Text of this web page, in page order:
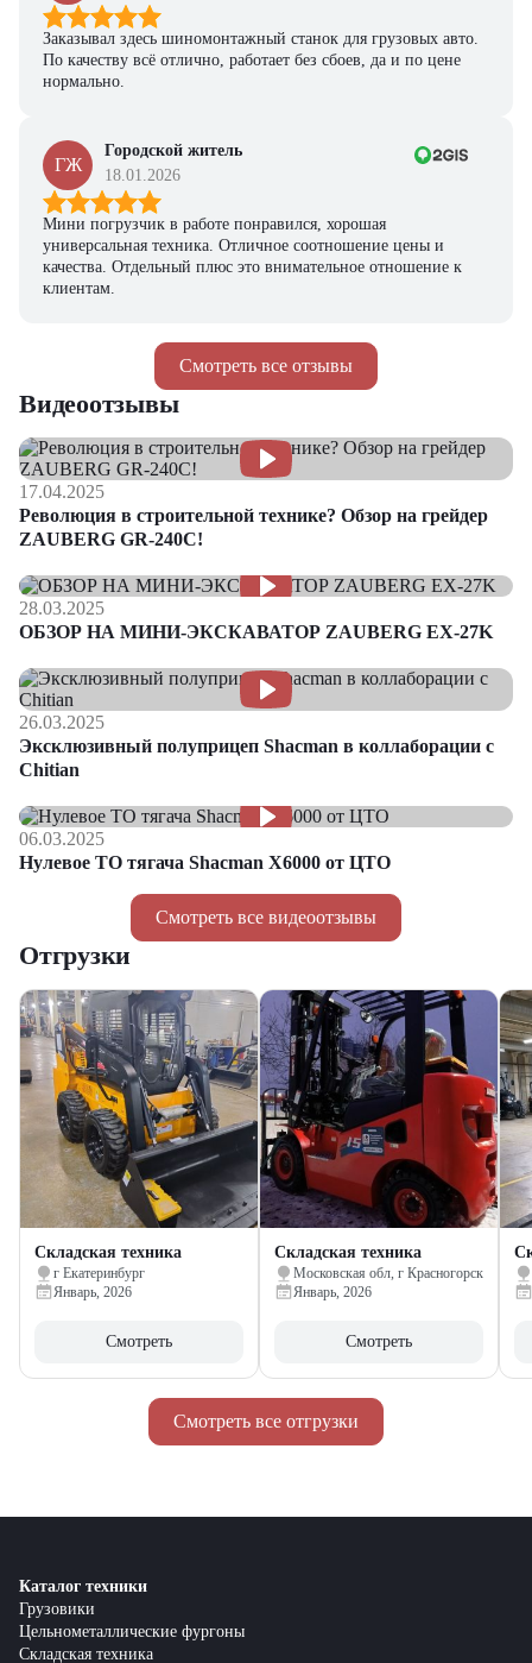
Смотреть все отзывы
Заказывал здесь шиномонтажный станок для грузовых авто.
По качеству всё отлично, работает без сбоев, да и по цене
нормально.
ГЖ
Городской житель
18.01.2026
Мини погрузчик в работе понравился, хорошая
универсальная техника. Отличное соотношение цены и
качества. Отдельный плюс это внимательное отношение к
клиентам.
Смотреть все видеоотзывы
Видеоотзывы
17.04.2025
Революция в строительной технике? Обзор на грейдер
ZAUBERG GR-240C!
28.03.2025
ОБЗОР НА МИНИ-ЭКСКАВАТОР ZAUBERG EX-27K
26.03.2025
Эксклюзивный полуприцеп Shacman в коллаборации с
Chitian
06.03.2025
Нулевое ТО тягача Shacman Х6000 от ЦТО
Смотреть все отгрузки
Отгрузки
Складская техника
г Екатеринбург
Январь, 2026
Смотреть
Складская техника
Московская обл, г Красногорск
Январь, 2026
Смотреть
Каталог техники
Грузовики
Цельнометаллические фургоны
Складская техника